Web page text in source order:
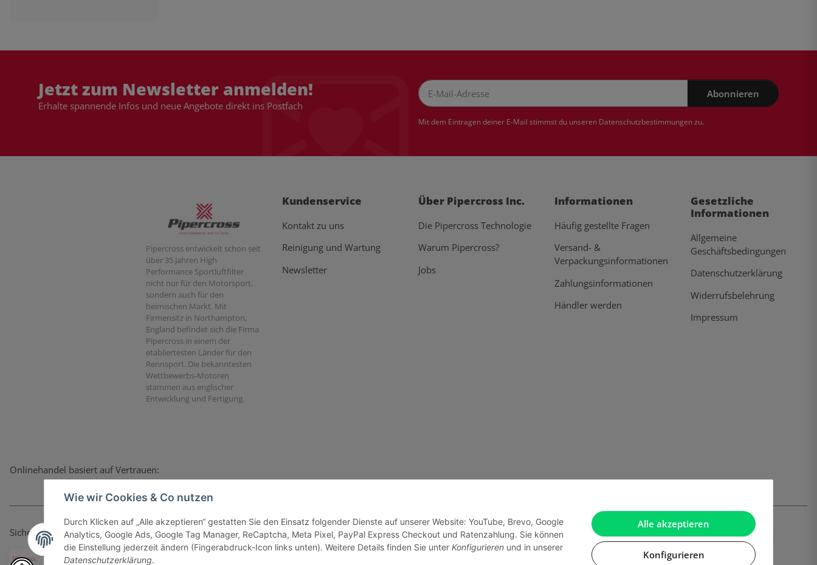
Alle akzeptieren
Konfigurieren
Wie wir Cookies & Co nutzen
Durch Klicken auf „Alle akzeptieren“ gestatten Sie den Einsatz folgender Dienste auf unserer Website: YouTube, Brevo, Google
Analytics, Google Ads, Google Tag Manager, ReCaptcha, Meta Pixel, PayPal Express Checkout und Ratenzahlung. Sie können
die Einstellung jederzeit ändern (Fingerabdruck-Icon links unten). Weitere Details finden Sie unter Konfigurieren und in unserer
Datenschutzerklärung.
Jetzt zum Newsletter anmelden!
Erhalte spannende Infos und neue Angebote direkt ins Postfach
Abonnieren
Mit dem Eintragen deiner E-Mail stimmst du unseren Datenschutzbestimmungenzu.
Pipercross entwickelt schon seit
über 35 Jahren High
Performance Sportluftfilter
nicht nur für den Motorsport,
sondern auch für den
heimischen Markt. Mit
Firmensitz in Northampton,
England befindet sich die Firma
Pipercross in einem der
etabliertesten Länder für den
Rennsport. Die bekanntesten
Wettbewerbs-Motoren
stammen aus englischer
Entwicklung und Fertigung.
Kundenservice
Kontakt zu uns
Reinigung und Wartung
Newsletter
Über Pipercross Inc.
Die Pipercross Technologie
Warum Pipercross?
Jobs
Informationen
Häufig gestellte Fragen
Versand- &
Verpackungsinformationen
Zahlungsinformationen
Händler werden
Gesetzliche
Informationen
Allgemeine
Geschäftsbedingungen
Datenschutzerklärung
Widerrufsbelehrung
Impressum
Onlinehandel basiert auf Vertrauen:
Sicher bezahlen via: